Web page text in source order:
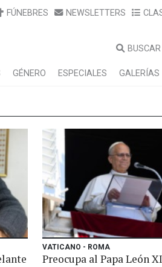
FÚNEBRES NEWSLETTERS
BUSCAR
GÉNERO ESPECIALES GALERÍAS
VATICANO - ROMA
Preocupa al Papa León